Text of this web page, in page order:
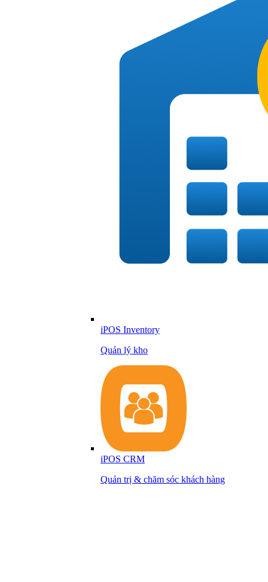
iPOS Inventory
Quản lý kho
iPOS CRM
Quản trị & chăm sóc khách hàng